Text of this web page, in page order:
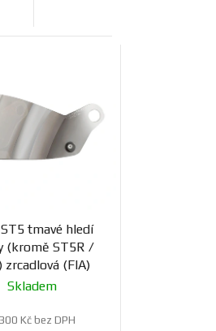
tmavé hledí
(kromě ST5R /
zrcadlová (FIA)
Skladem
Kč bez DPH